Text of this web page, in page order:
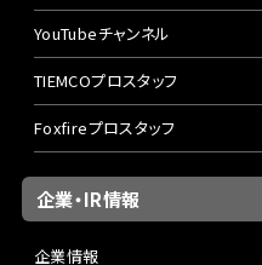
YouTubeチャンネル
TIEMCOプロスタッフ
Foxfireプロスタッフ
企業・IR情報
企業情報